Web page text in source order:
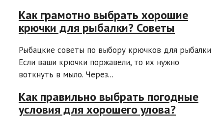
Как грамотно выбрать хорошие
крючки для рыбалки? Советы
Рыбацкие советы по выбору крючков для рыбалки
Если ваши крючки поржавели, то их нужно
воткнуть в мыло. Через...
Как правильно выбрать погодные
условия для хорошего улова?